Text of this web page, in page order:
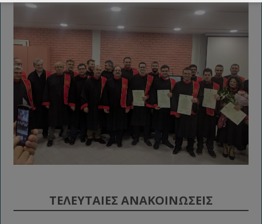
ΤΕΛΕΥΤΑΙΕΣ ΑΝΑΚΟΙΝΩΣΕΙΣ